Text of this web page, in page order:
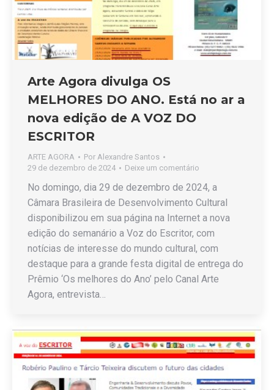
Arte Agora divulga OS
MELHORES DO ANO. Está no ar a
nova edição de A VOZ DO
ESCRITOR
ARTE AGORA Por Alexandre Santos
29 de dezembro de 2024
Deixe um comentário
No domingo, dia 29 de dezembro de 2024, a
Câmara Brasileira de Desenvolvimento Cultural
disponibilizou em sua página na Internet a nova
edição do semanário a Voz do Escritor, com
notícias de interesse do mundo cultural, com
destaque para a grande festa digital de entrega do
Prêmio ‘Os melhores do Ano’ pelo Canal Arte
Agora, entrevista…